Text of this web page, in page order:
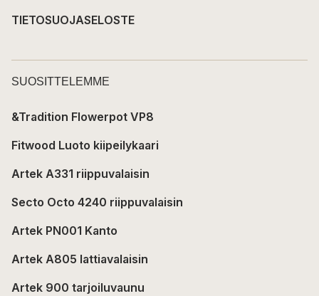
TIETOSUOJASELOSTE
SUOSITTELEMME
&Tradition Flowerpot VP8
Fitwood Luoto kiipeilykaari
Artek A331 riippuvalaisin
Secto Octo 4240 riippuvalaisin
Artek PN001 Kanto
Artek A805 lattiavalaisin
Artek 900 tarjoiluvaunu